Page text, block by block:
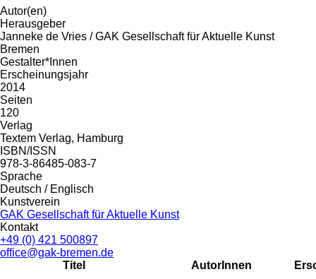
Autor(en)
Herausgeber
Janneke de Vries / GAK Gesellschaft für Aktuelle Kunst
Bremen
Gestalter*Innen
Erscheinungsjahr
2014
Seiten
120
Verlag
Textem Verlag, Hamburg
ISBN/ISSN
978-3-86485-083-7
Sprache
Deutsch / Englisch
Kunstverein
GAK Gesellschaft für Aktuelle Kunst
Kontakt
+49 (0) 421 500897
office@gak-bremen.de
Titel
AutorInnen